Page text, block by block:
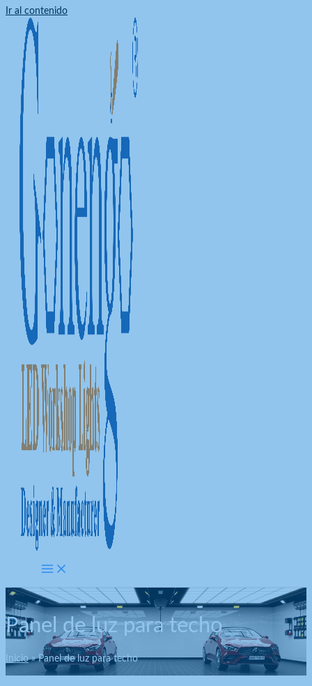
Ir al contenido
Panel de luz para techo
Inicio Panel de luz para techo